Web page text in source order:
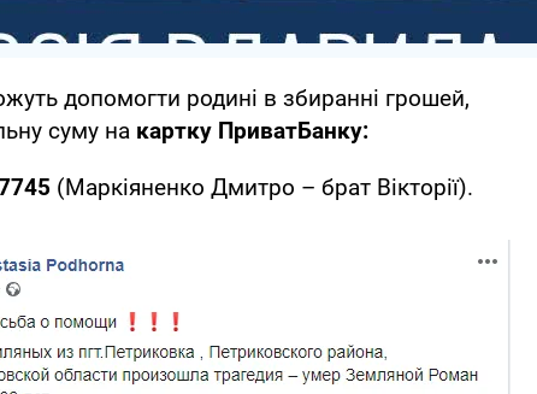
допомогти родині в збиранні грошей,
суму на картку ПриватБанку:
(Маркіяненко Дмитро – брат Вікторії).